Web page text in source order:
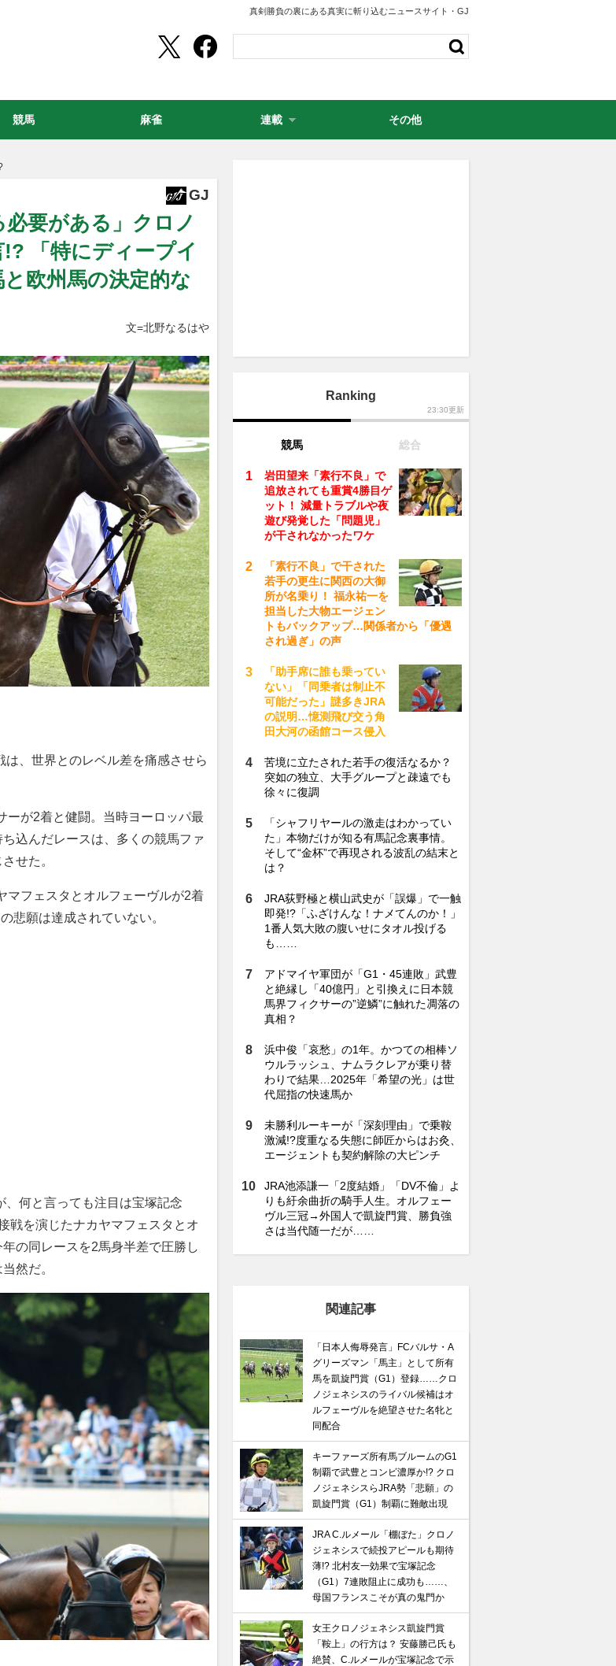
真剣勝負の裏にある真実に斬り込むニュースサイト・GJ
GJ
要がある」クロノ
「特にディープイ
欧州馬の決定的な
文=北野なるはや
、世界とのレベル差を痛感させら
が2着と健闘。当時ヨーロッパ最
込んだレースは、多くの競馬ファ
せた。
フェスタとオルフェーヴルが2着
悲願は達成されていない。
何と言っても注目は宝塚記念
戦を演じたナカヤマフェスタとオ
の同レースを2馬身半差で圧勝し
然だ。
Ranking
23:30更新
競馬 総合
岩田望来「素行不良」で
追放されても重賞4勝目ゲ
ット！ 減量トラブルや夜
遊び発覚した「問題児」
が干されなかったワケ
「素行不良」で干された
若手の更生に関西の大御
所が名乗り！ 福永祐一を
担当した大物エージェン
トもバックアップ…関係者から「優遇
され過ぎ」の声
「助手席に誰も乗ってい
ない」「同乗者は制止不
可能だった」謎多きJRA
の説明…憶測飛び交う角
田大河の函館コース侵入
苦境に立たされた若手の復活なるか？
突如の独立、大手グループと疎遠でも
徐々に復調
「シャフリヤールの激走はわかってい
た」本物だけが知る有馬記念裏事情。
そして“金杯”で再現される波乱の結末と
は？
JRA荻野極と横山武史が「誤爆」で一触
即発!?「ふざけんな！ナメてんのか！」
1番人気大敗の腹いせにタオル投げる
も……
アドマイヤ軍団が「G1・45連敗」武豊
と絶縁し「40億円」と引換えに日本競
馬界フィクサーの”逆鱗”に触れた凋落の
真相？
浜中俊「哀愁」の1年。かつての相棒ソ
ウルラッシュ、ナムラクレアが乗り替
わりで結果…2025年「希望の光」は世
代屈指の快速馬か
未勝利ルーキーが「深刻理由」で乗鞍
激減!?度重なる失態に師匠からはお灸、
エージェントも契約解除の大ピンチ
JRA池添謙一「2度結婚」「DV不倫」よ
りも紆余曲折の騎手人生。オルフェー
ヴル三冠→外国人で凱旋門賞、勝負強
さは当代随一だが……
関連記事
「日本人侮辱発言」FCバルサ・A
グリーズマン「馬主」として所有
馬を凱旋門賞（G1）登録……クロ
ノジェネシスのライバル候補はオ
ルフェーヴルを絶望させた名牝と
同配合
キーファーズ所有馬ブルームのG1
制覇で武豊とコンビ濃厚か!? クロ
ノジェネシスらJRA勢「悲願」の
凱旋門賞（G1）制覇に難敵出現
JRA C.ルメール「棚ぼた」クロノ
ジェネシスで続投アピールも期待
薄!? 北村友一効果で宝塚記念
（G1）7連敗阻止に成功も……、
母国フランスこそが真の鬼門か
女王クロノジェネシス凱旋門賞
「鞍上」の行方は？ 安藤勝己氏も
絶賛、C.ルメールが宝塚記念で示
競馬 麻雀 連載 その他